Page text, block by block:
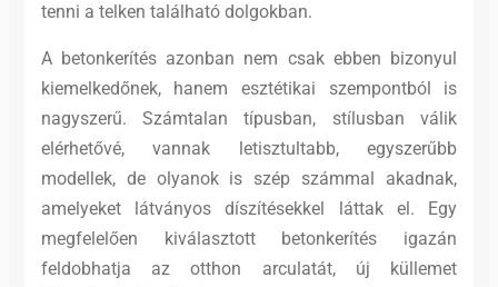
tenni a telken található dolgokban.
A betonkerítés azonban nem csak ebben bizonyul
kiemelkedőnek, hanem esztétikai szempontból is
nagyszerű. Számtalan típusban, stílusban válik
elérhetővé, vannak letisztultabb, egyszerűbb
modellek, de olyanok is szép számmal akadnak,
amelyeket látványos díszítésekkel láttak el. Egy
megfelelően kiválasztott betonkerítés igazán
feldobhatja az otthon arculatát, új küllemet